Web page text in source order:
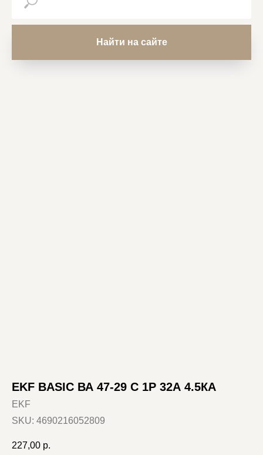
Найти на сайте
EKF BASIC ВА 47-29 C 1P 32А 4.5КА
EKF
SKU: 4690216052809
227,00 р.